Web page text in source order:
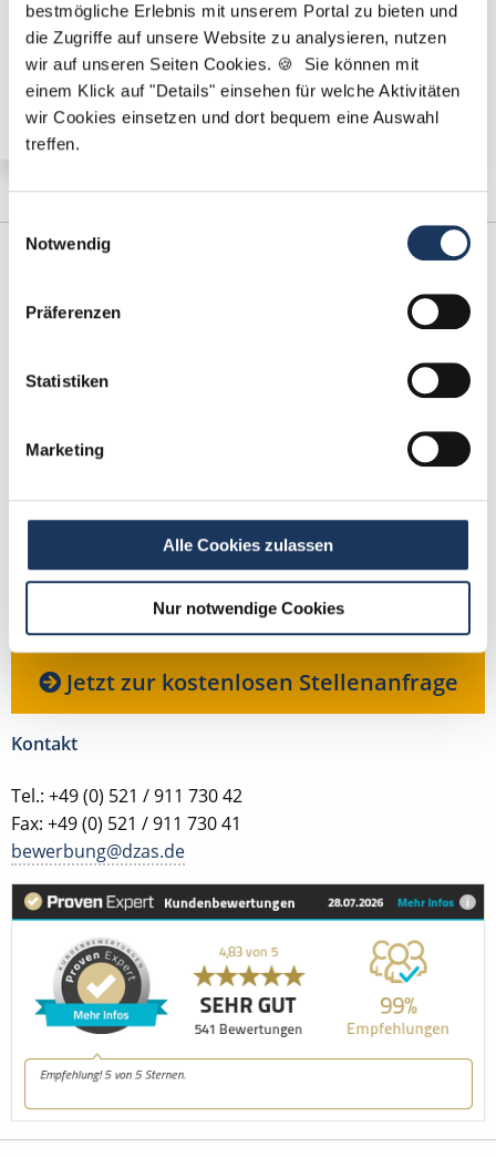
bestmögliche Erlebnis mit unserem Portal zu bieten und
die Zugriffe auf unsere Website zu analysieren, nutzen
wir auf unseren Seiten Cookies. 🍪 Sie können mit
einem Klick auf "Details" einsehen für welche Aktivitäten
wir Cookies einsetzen und dort bequem eine Auswahl
treffen.
Einwilligungsauswahl
Notwendig
Präferenzen
Statistiken
Marketing
Alle Cookies zulassen
Nur notwendige Cookies
Angestellter Zahnarzt (m/w/d) in Voll- oder Teilzeit
ab sofort in Hann. Münden
Robert Braun
Ich unterstütze Sie gerne bei der Suche nach Ihrer
Traumstelle in Ihrer Wunschregion. Bei Fragen zu
unserem Service stehe ich Ihnen gerne zur
Jetzt zur kostenlosen Stellenanfrage
Kontakt
Tel.: +49 (0) 521 / 911 730 42
Fax: +49 (0) 521 / 911 730 41
bewerbung@dzas.de